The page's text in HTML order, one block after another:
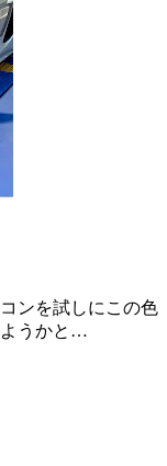
ンを試しにこの色
ようかと…